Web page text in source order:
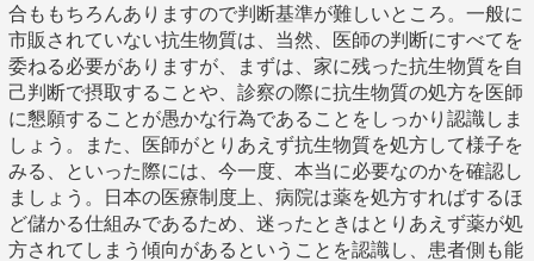
合ももちろんありますので判断基準が難しいところ。一般に
市販されていない抗生物質は、当然、医師の判断にすべてを
委ねる必要がありますが、まずは、家に残った抗生物質を自
己判断で摂取することや、診察の際に抗生物質の処方を医師
に懇願することが愚かな行為であることをしっかり認識しま
しょう。また、医師がとりあえず抗生物質を処方して様子を
みる、といった際には、今一度、本当に必要なのかを確認し
ましょう。日本の医療制度上、病院は薬を処方すればするほ
ど儲かる仕組みであるため、迷ったときはとりあえず薬が処
方されてしまう傾向があるということを認識し、患者側も能